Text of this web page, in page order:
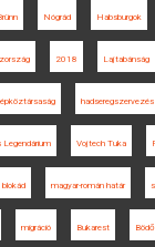
Nógrád Habsburgok
2018 Lajtabánság
hadseregszervezés
Legendárium Vojtech Tuka
blokád magyar-román határ
migráció Bukarest